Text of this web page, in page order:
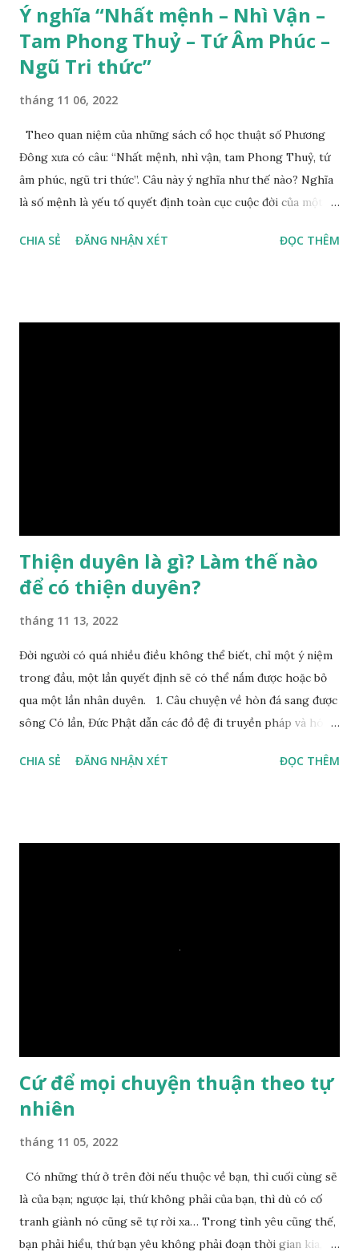
Ý nghĩa “Nhất mệnh – Nhì Vận –
Tam Phong Thuỷ – Tứ Âm Phúc –
Ngũ Tri thức”
tháng 11 06, 2022
Theo quan niệm của những sách cổ học thuật số Phương
Đông xưa có câu: “Nhất mệnh, nhì vận, tam Phong Thuỷ, tứ
âm phúc, ngũ tri thức”. Câu này ý nghĩa như thế nào? Nghĩa
là số mệnh là yếu tố quyết định toàn cục cuộc đời của một
hưởng của phong thủy. Nói cách khác, số mệnh và sinh ra
CHIA SẺ ĐĂNG NHẬN XÉT ĐỌC THÊM
Thiện duyên là gì? Làm thế nào
để có thiện duyên?
tháng 11 13, 2022
Đời người có quá nhiều điều không thể biết, chỉ một ý niệm
trong đầu, một lần quyết định sẽ có thể nắm được hoặc bỏ
qua một lần nhân duyên. 1. Câu chuyện về hòn đá sang được
sông Có lần, Đức Phật dẫn các đồ đệ đi truyền pháp và hóa
Phật hỏi các đồ đệ rằng: – Bây giờ nếu ta ném hòn đá này
một giọt nước nào mà lại còn có thể đi qua sông? Các đệ tử
CHIA SẺ ĐĂNG NHẬN XÉT ĐỌC THÊM
Cứ để mọi chuyện thuận theo tự
nhiên
tháng 11 05, 2022
Có những thứ ở trên đời nếu thuộc về bạn, thì cuối cùng sẽ
là của bạn; ngược lại, thứ không phải của bạn, thì dù có cố
tranh giành nó cũng sẽ tự rời xa… Trong tình yêu cũng thế,
bạn phải hiểu, thứ bạn yêu không phải đoạn thời gian kia,